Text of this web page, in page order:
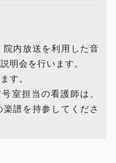
内放送を利用した音
明会を行います。
す。
室担当の看護師は、
譜を持参してくださ